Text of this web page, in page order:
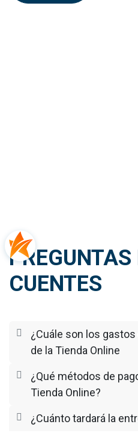
PREGUNTAS
CUENTES
¿Cuále son los
de la Tienda Online
¿Qué métodos de
Tienda Online?
¿Cuánto tardará la